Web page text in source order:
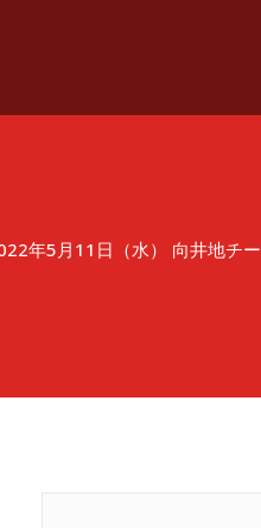
年5月11日（水） 向井地チ